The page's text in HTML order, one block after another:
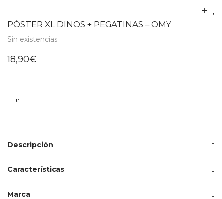
PÓSTER XL DINOS + PEGATINAS – OMY
Sin existencias
18,90€
Descripción
Características
Marca